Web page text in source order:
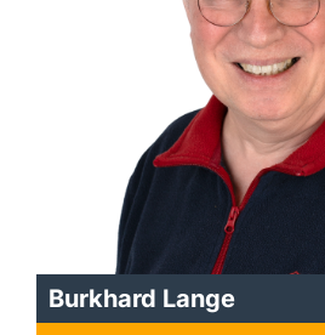
Burkhard Lange